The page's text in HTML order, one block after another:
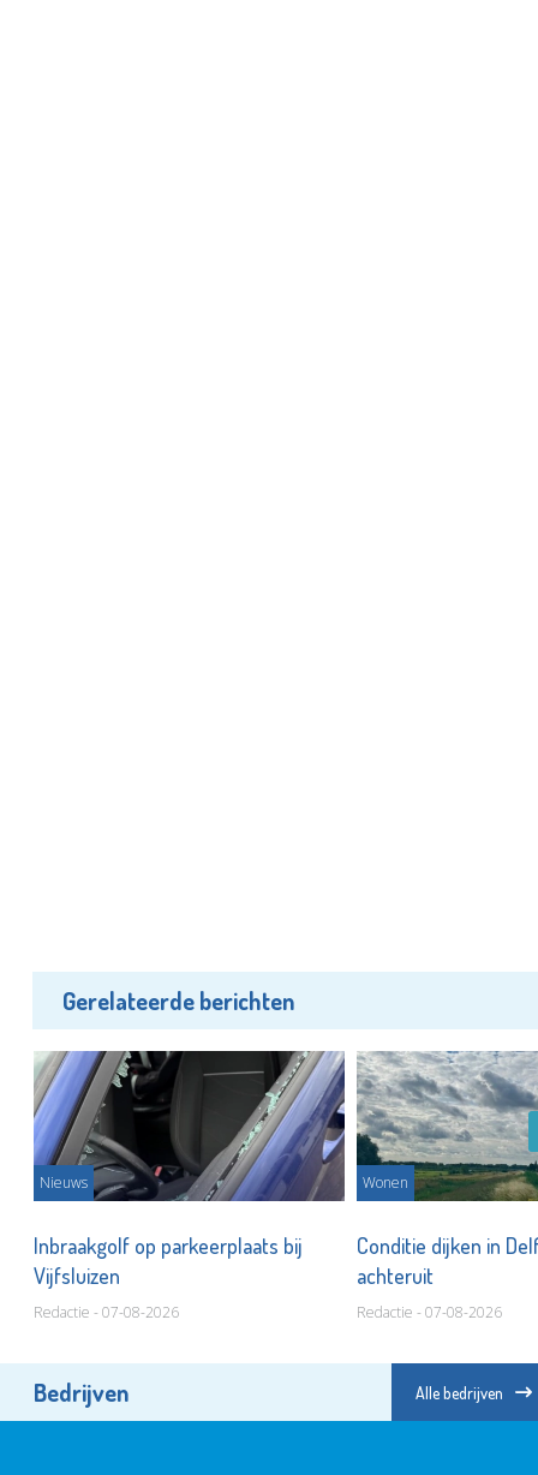
Gerelateerde berichten
Nieuws
Inbraakgolf op parkeerplaats bij
Vijfsluizen
Redactie - 07-08-2026
Wonen
Conditie dijken in
achteruit
Redactie - 07-08-2026
Bedrijven Alle bedrijven